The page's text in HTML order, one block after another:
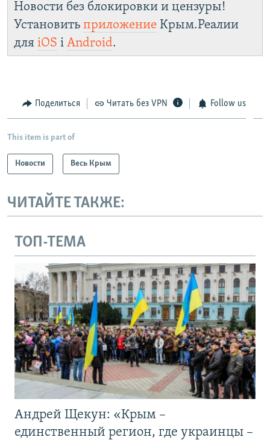
Новости без блокировки и цензуры!
Установить приложение Крым.Реалии
для iOS і Android.
Поделиться Читать без VPN Follow us
This item is part of
Новости Весь Крым
ЧИТАЙТЕ ТАКЖЕ:
ТОП-ТЕМА
Андрей Щекун: «Крым –
единственный регион, где украинцы –